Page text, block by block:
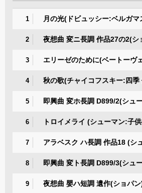
1 月の光(ドビュッシー:ベルガマ
2 夜想曲 変ニ長調 作品27の2(シ
3 エリーゼのために(ベートーヴ
4 秋の歌(チャイコフスキー:四季
5 即興曲 変ホ長調 D899/2(シュ
6 トロイメライ (シューマン:子
7 アラベスク ハ長調 作品18 (シ
8 即興曲 変ト長調 D899/3(シュ
9 夜想曲 嬰ハ短調 遺作(ショパン